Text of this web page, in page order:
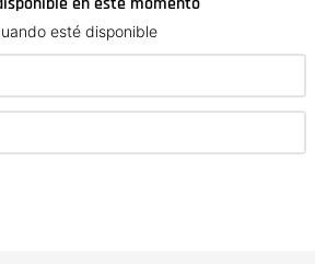
esté disponible